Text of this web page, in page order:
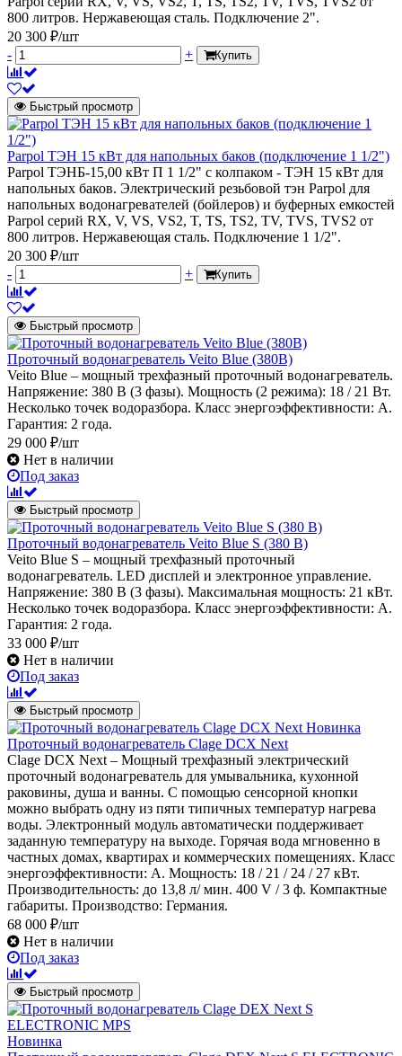
800 литров. Нержавеющая сталь. Подключение 2".
20 300 ₽/шт
-
+ Купить
Быстрый просмотр
Parpol ТЭН 15 кВт для напольных баков (подключение 1 1/2")
Parpol ТЭНБ-15,00 кВт П 1 1/2" с колпаком - ТЭН 15 кВт для
напольных баков. Электрический резьбовой тэн Parpol для
напольных водонагревателей (бойлеров) и буферных емкостей
Parpol серий RX, V, VS, VS2, T, TS, TS2, TV, TVS, TVS2 от
800 литров. Нержавеющая сталь. Подключение 1 1/2".
20 300 ₽/шт
-
+ Купить
Быстрый просмотр
Проточный водонагреватель Veito Blue (380В)
Veito Blue – мощный трехфазный проточный водонагреватель.
Напряжение: 380 В (3 фазы). Мощность (2 режима): 18 / 21 Вт.
Несколько точек водоразбора. Класс энергоэффективности: А.
Гарантия: 2 года.
29 000 ₽/шт
Нет в наличии
Под заказ
Быстрый просмотр
Проточный водонагреватель Veito Blue S (380 В)
Veito Blue S – мощный трехфазный проточный
водонагреватель. LED дисплей и электронное управление.
Напряжение: 380 В (3 фазы). Максимальная мощность: 21 кВт.
Несколько точек водоразбора. Класс энергоэффективности: А.
Гарантия: 2 года.
33 000 ₽/шт
Нет в наличии
Под заказ
Быстрый просмотр
Новинка
Проточный водонагреватель Clage DCX Next
Clage DСX Next – Мощный трехфазный электрический
проточный водонагреватель для умывальника, кухонной
раковины, душа и ванны. С помощью сенсорной кнопки
можно выбрать одну из пяти типичных температур нагрева
воды. Электронный модуль автоматически поддерживает
заданную температуру на выходе. Горячая вода мгновенно в
частных домах, квартирах и коммерческих помещениях. Класс
энергоэффективности: А. Мощность: 18 / 21 / 24 / 27 кВт.
Производительность: до 13,8 л/ мин. 400 V / 3 ф. Компактные
габариты. Производство: Германия.
68 000 ₽/шт
Нет в наличии
Под заказ
Быстрый просмотр
Новинка